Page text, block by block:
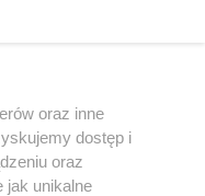
oraz inne
dostęp i
oraz
jak unikalne